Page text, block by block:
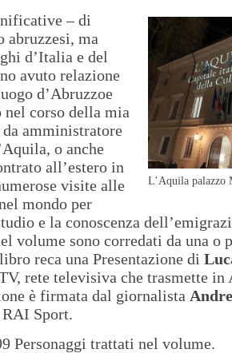
L’Aquila palazzo
– di
abruzzesi, ma
d’Italia e del
avuto relazione
d’Abruzzoe
corso della mia
amministratore
o anche
all’estero in
visite alle
mondo per
e la conoscenza
volume sono corredati da una o
reca una Presentazione di
rete televisiva che trasmette in
è firmata dal giornalista
Sport.
Personaggi trattati nel volume.